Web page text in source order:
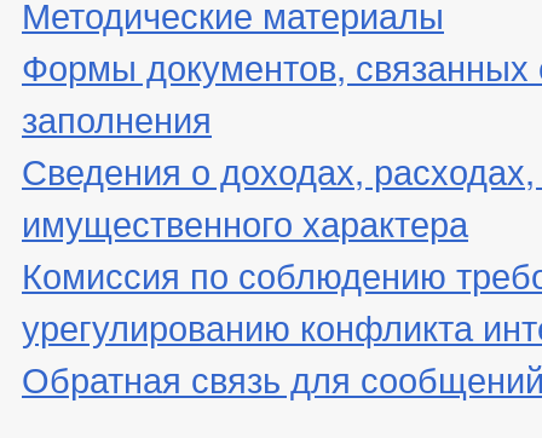
Методические материалы
Формы документов, связанных
заполнения
Сведения о доходах,
имущественного характера
Комиссия по соблюдению
урегулированию конфликта
Обратная связь для